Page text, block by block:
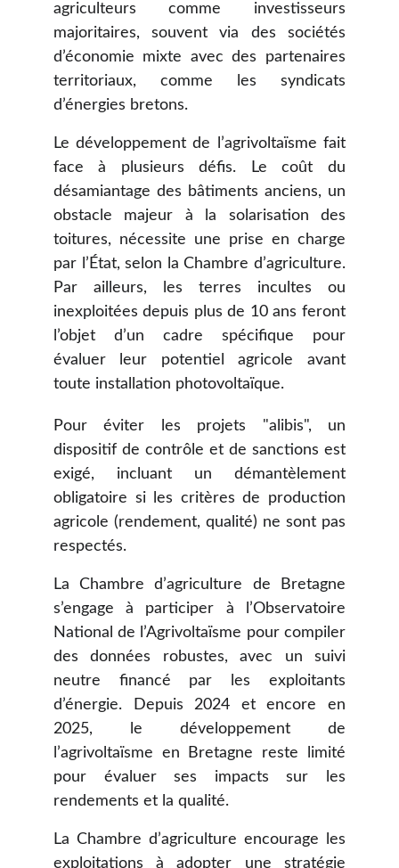
agriculteurs comme investisseurs
majoritaires, souvent via des sociétés
d’économie mixte avec des partenaires
territoriaux, comme les syndicats
d’énergies bretons.
Le développement de l’agrivoltaïsme fait
face à plusieurs défis. Le coût du
désamiantage des bâtiments anciens, un
obstacle majeur à la solarisation des
toitures, nécessite une prise en charge
par l’État, selon la Chambre d’agriculture.
Par ailleurs, les terres incultes ou
inexploitées depuis plus de 10 ans feront
l’objet d’un cadre spécifique pour
évaluer leur potentiel agricole avant
toute installation photovoltaïque.
Pour éviter les projets "alibis", un
dispositif de contrôle et de sanctions est
exigé, incluant un démantèlement
obligatoire si les critères de production
agricole (rendement, qualité) ne sont pas
respectés.
La Chambre d’agriculture de Bretagne
s’engage à participer à l’Observatoire
National de l’Agrivoltaïsme pour compiler
des données robustes, avec un suivi
neutre financé par les exploitants
d’énergie. Depuis 2024 et encore en
2025, le développement de
l’agrivoltaïsme en Bretagne reste limité
pour évaluer ses impacts sur les
rendements et la qualité.
La Chambre d’agriculture encourage les
exploitations à adopter une stratégie